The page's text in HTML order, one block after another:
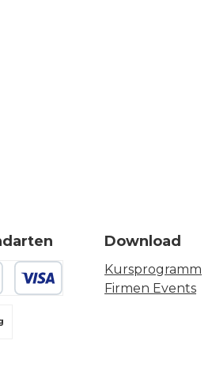
Download
Kursprogramm
Firmen Events